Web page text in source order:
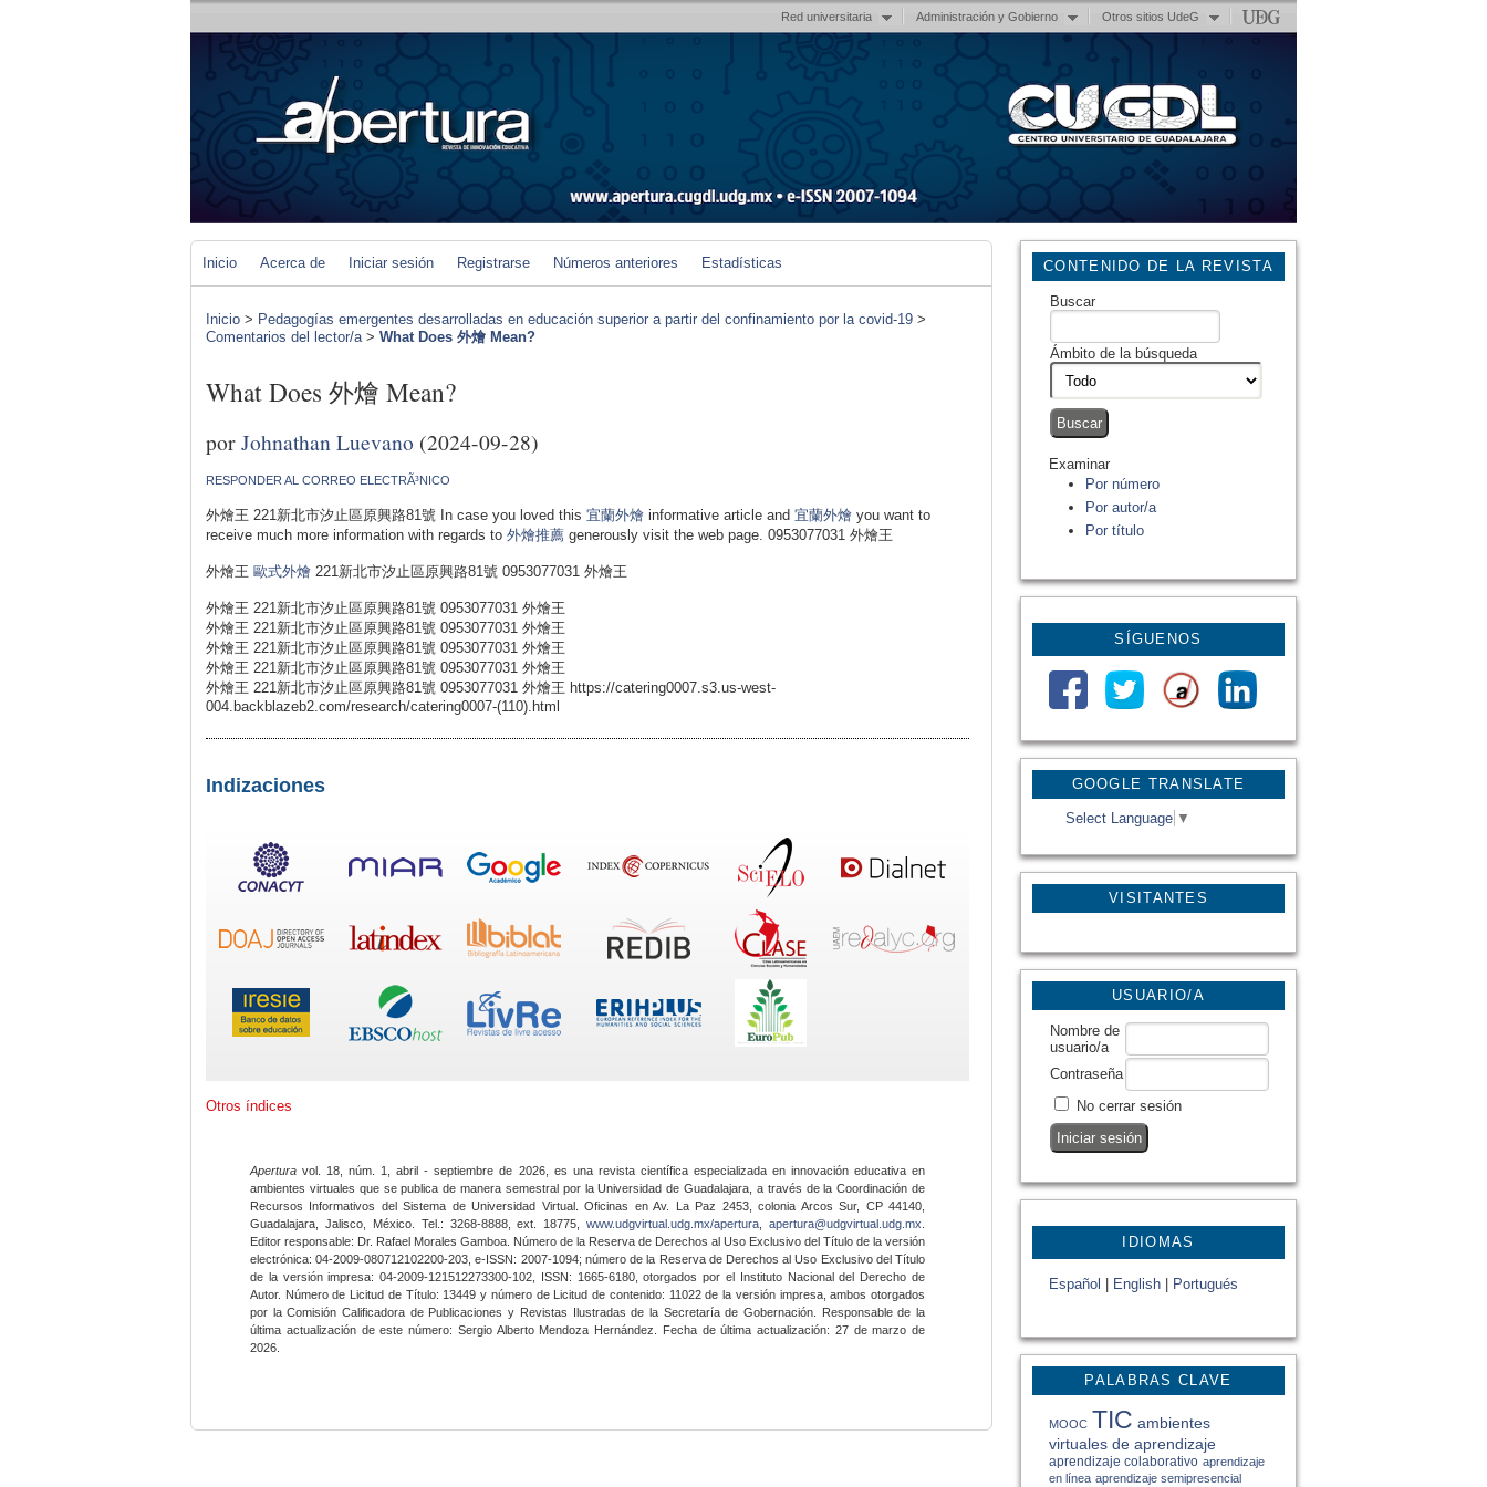
Red universitaria Administración y Gobierno Otros sitios UdeG
GOOGLE TRANSLATE
Select Language ▼
VISITANTES
CONTENIDO DE LA REVISTA
Buscar
Ámbito de la búsqueda
Examinar
Por número
Por autor/a
Por título
SÍGUENOS
USUARIO/A
Nombre de
usuario/a
Contraseña
No cerrar sesión
IDIOMAS
Español English Portugués
PALABRAS CLAVE
MOOC TIC ambientes
virtuales de aprendizaje
aprendizaje colaborativo aprendizaje
en línea aprendizaje semipresencial
Inicio Acerca de Iniciar sesión Registrarse Números anteriores Estadísticas
Inicio > Pedagogías emergentes desarrolladas en educación superior a partir del confinamiento por la covid-19 >
Comentarios del lector/a> What Does 外燴 Mean?
What Does 外燴 Mean?
porJohnathan Luevano (2024-09-28)
RESPONDER AL CORREO ELECTRÃ³NICO
外燴王 221新北市汐止區原興路81號 In case you loved this 宜蘭外燴 informative article and 宜蘭外燴 you want to
receive much more information with regards to 外燴推薦 generously visit the web page. 0953077031 外燴王
外燴王 歐式外燴 221新北市汐止區原興路81號 0953077031 外燴王
外燴王 221新北市汐止區原興路81號 0953077031 外燴王
外燴王 221新北市汐止區原興路81號 0953077031 外燴王
外燴王 221新北市汐止區原興路81號 0953077031 外燴王
外燴王 221新北市汐止區原興路81號 0953077031 外燴王
外燴王 221新北市汐止區原興路81號 0953077031 外燴王 https://catering0007.s3.us-west-
004.backblazeb2.com/research/catering0007-(110).html
Indizaciones
Otros índices
Apertura vol. 18, núm. 1, abril - septiembre de 2026, es una revista científica especializada en innovación educativa en
ambientes virtuales que se publica de manera semestral por la Universidad de Guadalajara, a través de la Coordinación de
Recursos Informativos del Sistema de Universidad Virtual. Oficinas en Av. La Paz 2453, colonia Arcos Sur, CP 44140,
Guadalajara, Jalisco, México. Tel.: 3268-8888, ext. 18775,www.udgvirtual.udg.mx/apertura apertura@udgvirtual.udg.mx
Editor responsable: Dr. Rafael Morales Gamboa. Número de la Reserva de Derechos al Uso Exclusivo del Título de la versión
electrónica: 04-2009-080712102200-203, e-ISSN: 2007-1094; número de la Reserva de Derechos al Uso Exclusivo del Título
de la versión impresa: 04-2009-121512273300-102, ISSN: 1665-6180, otorgados por el Instituto Nacional del Derecho de
Autor. Número de Licitud de Título: 13449 y número de Licitud de contenido: 11022 de la versión impresa, ambos otorgados
por la Comisión Calificadora de Publicaciones y Revistas Ilustradas de la Secretaría de Gobernación. Responsable de la
última actualización de este número: Sergio Alberto Mendoza Hernández. Fecha de última actualización: 27 de marzo de
2026.